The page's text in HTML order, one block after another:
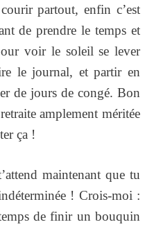
partout, enfin c’est
de prendre le temps et
voir le soleil se lever
le journal, et partir en
de jours de congé. Bon
amplement méritée
ça !
maintenant que tu
! Crois-moi :
de finir un bouquin